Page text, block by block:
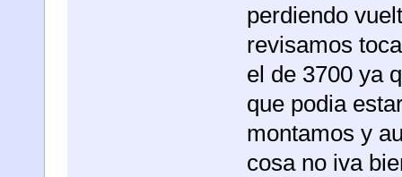
perdiendo
revisamos
el de 3700 ya
que podia
montamos y
cosa no iva